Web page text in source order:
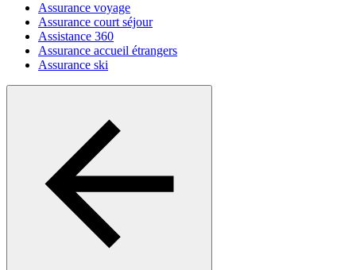
Assurance voyage
Assurance court séjour
Assistance 360
Assurance accueil étrangers
Assurance ski